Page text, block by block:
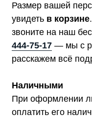
Размер вашей
увидеть в корзине
звоните на наш
444-75-17 — мы с
расскажем всё
Наличными
При оформлении
оплатить его